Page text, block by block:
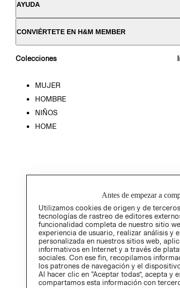
AYUDA
CONVIÉRTETE EN H&M MEMBER
Colecciones
MUJER
HOMBRE
NIÑOS
HOME
Antes de empezar a
Utilizamos cookies de origen y de
tecnologías de rastreo de editores
funcionalidad completa de nuestro sitio
experiencia de usuario, realizar análisis y
personalizada en nuestros sitios web,
informativos en Internet y a través de
sociales. Con ese fin, recopilamos
los patrones de navegación y el
Al hacer clic en “Aceptar todas”, acepta y
compartamos esta información con